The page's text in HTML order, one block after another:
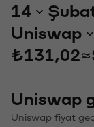
14
Uniswap
₺131,02≈
Uniswap
Uniswap fiyat